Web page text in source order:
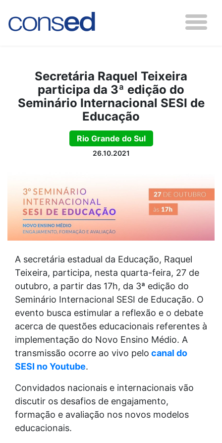
Secretária Raquel Teixeira
participa da 3ª edição do
Seminário Internacional SESI de
Educação
Rio Grande do Sul
26.10.2021
A secretária estadual da Educação, Raquel
Teixeira, participa, nesta quarta-feira, 27 de
outubro, a partir das 17h, da 3ª edição do
Seminário Internacional SESI de Educação. O
evento busca estimular a reflexão e o debate
acerca de questões educacionais referentes à
implementação do Novo Ensino Médio. A
transmissão ocorre ao vivo pelo canal do
SESI no Youtube.
Convidados nacionais e internacionais vão
discutir os desafios de engajamento,
formação e avaliação nos novos modelos
educacionais.